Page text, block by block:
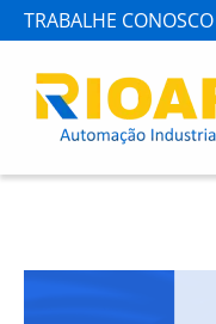
TRABALHE CONOSCO